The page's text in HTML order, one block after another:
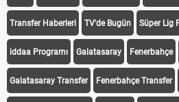
Transfer Haberleri TV'de Bugün Süper Lig
iddaa Programı Galatasaray Fenerbahçe
Galatasaray Transfer Fenerbahçe Transfer